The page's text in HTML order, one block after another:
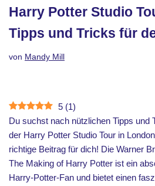
Harry Potter Studio
Tipps und Tricks für
von Mandy Mill
5 (1)
Du suchst nach nützlichen Tipps und
der Harry Potter Studio Tour in
richtige Beitrag für dich! Die Warner
The Making of Harry Potter ist ein
Harry-Potter-Fan und bietet einen